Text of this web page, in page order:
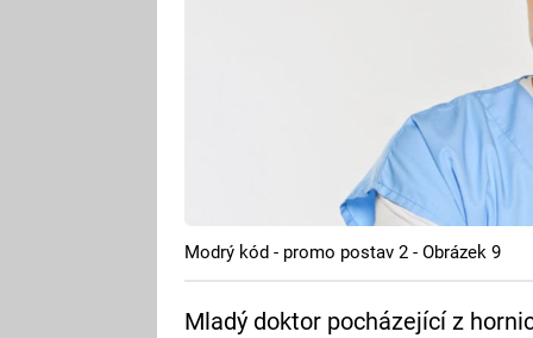
Modrý kód - promo postav 2 - Obrázek 9
Mladý doktor pocházející z